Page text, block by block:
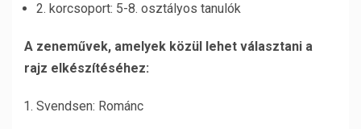
2. korcsoport: 5-8. osztályos tanulók
A zeneművek, amelyek közül lehet választani a
rajz elkészítéséhez:
Svendsen: Románc